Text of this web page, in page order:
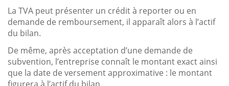
La TVA peut présenter un crédit à reporter ou en
demande de remboursement, il apparaît alors à l’actif
du bilan.
De même, après acceptation d’une demande de
subvention, l’entreprise connaît le montant exact ainsi
que la date de versement approximative : le montant